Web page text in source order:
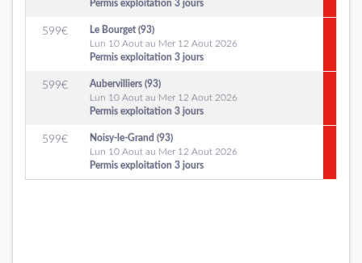
Permis exploitation 3 jours
599€
Le Bourget (93)
Lun 10 Aout au Mer 12 Aout 2026
Permis exploitation 3 jours
599€
Aubervilliers (93)
Lun 10 Aout au Mer 12 Aout 2026
Permis exploitation 3 jours
599€
Noisy-le-Grand (93)
Lun 10 Aout au Mer 12 Aout 2026
Permis exploitation 3 jours